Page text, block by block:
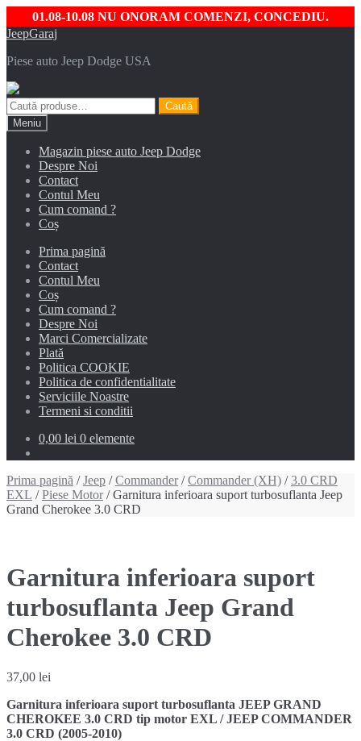
01.08-10.08 NU ONORAM COMENZI, CONCEDIU.
Sari
navigare
Sari
conținut
JeepGaraj
Piese auto Jeep Dodge USA
Caută
după:
Caută
Meniu
Magazin piese auto Jeep Dodge
Despre Noi
Contact
Contul Meu
Cum comand ?
Coș
Prima pagină
Contact
Contul Meu
Coș
Cum comand ?
Despre Noi
Marci Comercializate
Plată
Politica COOKIE
Politica de confidentialitate
Serviciile Noastre
Termeni si conditii
0,00 lei 0 elemente
Prima pagină /Jeep /Commander/Commander (XH) /3.0 CRD
EXL /Piese Motor/ Garnitura inferioara suport turbosuflanta Jeep
Grand Cherokee 3.0 CRD
Garnitura inferioara suport
turbosuflanta Jeep Grand
Cherokee 3.0 CRD
37,00 lei
Garnitura inferioara suport turbosuflanta JEEP GRAND
CHEROKEE 3.0 CRD tip motor EXL / JEEP COMMANDER
3.0 CRD (2005-2010)